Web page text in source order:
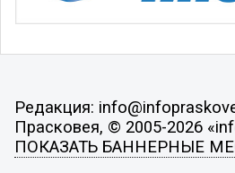
Редакция:
Прасковея, © 2005-2026
ПОКАЗАТЬ БАННЕРНЫЕ